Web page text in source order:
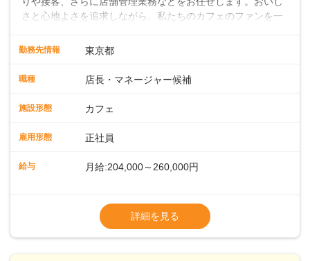
さと心地よさを追求しながら、私たちのカフェのファンを一
の抽出や各種ドリンクの作成お客様のご案内、レジ対応軽食
タートも安心 ◎サポート体制充実コーヒーの知識から接客マ
から40代まで幅広い年齢層が活躍しており、チームワークも
るので、スムーズに業務に馴染める環境です。「カフェの接
長として活躍を！接客業務になれたら、売上・シフト・在庫
一切無用♪一つひとつをしっかり伝えていきますので、無理の
ないペースで覚えていきましょう！さらにマネージャーへの
勤務先情報 東京都
職種 店長・マネージャー候補
施設形態 カフェ
雇用形態 正社員
給与 月給:204,000～260,000円
ます・東日本エリア：月給21万4000～27万
※経験・スキルを考慮の上、決定します。
※別途、残業代および各種手当あり
詳細を見る